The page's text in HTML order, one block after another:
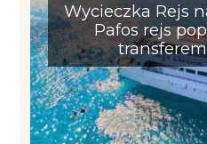
Wycieczka Rejs
Pafos rejs